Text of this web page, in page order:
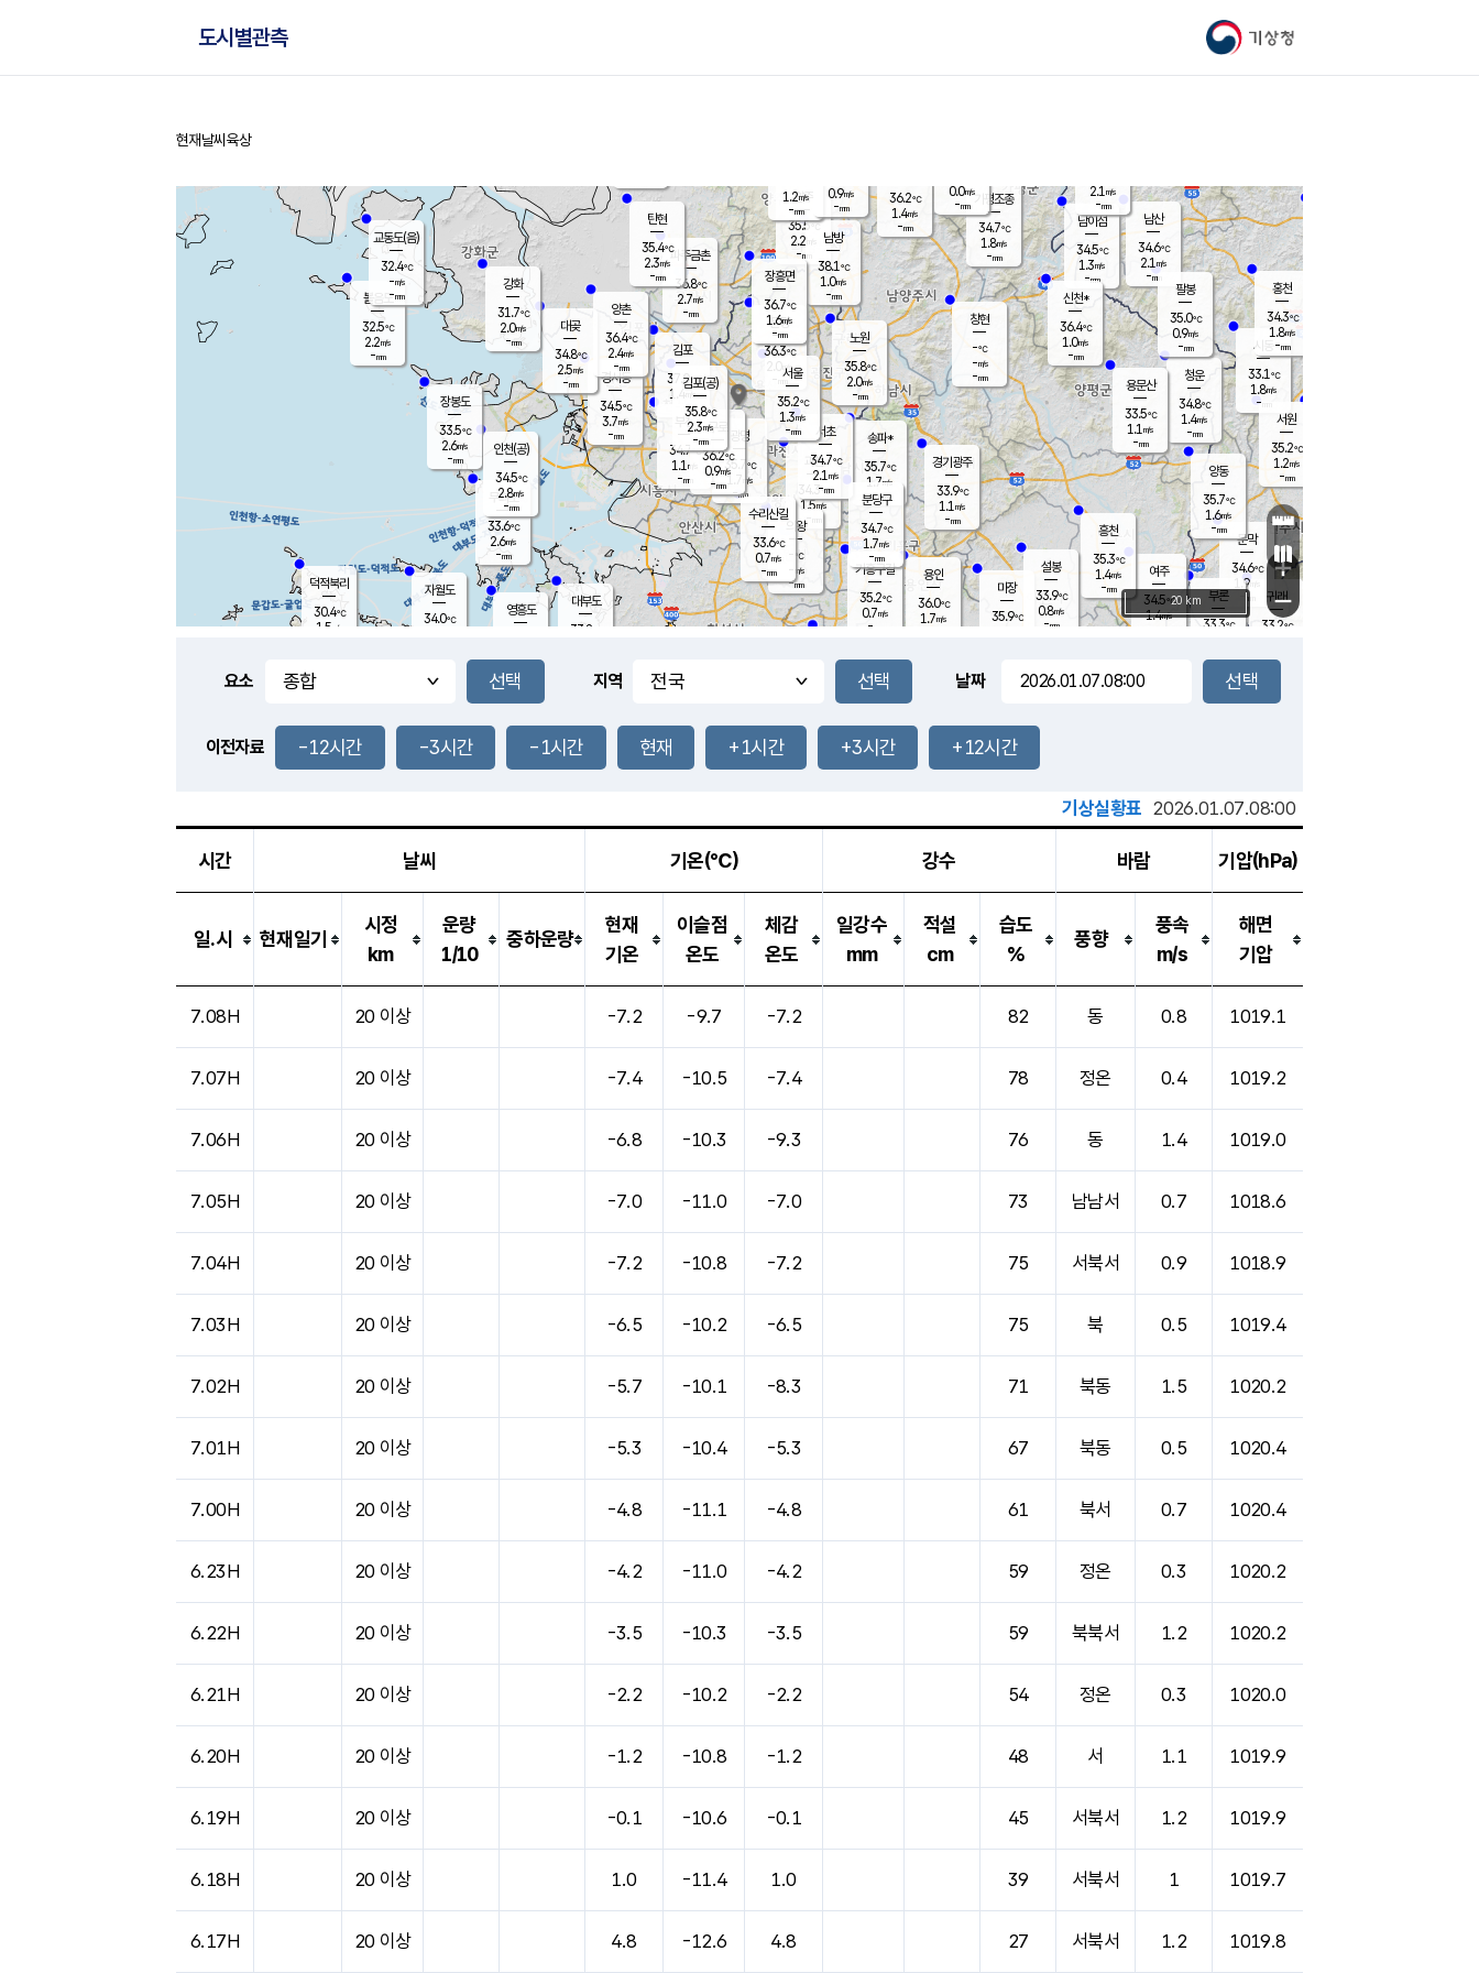
기상청
도시별관측
홈
현재날씨 육상
풍도
1.4m/s
문막
34.6℃
1.9m/s
mm
남이섬
34.5℃
1.3m/s
-mm
무의도
33.6℃
2.6m/s
-mm
영흥도
볼음도
32.5℃
2.2m/s
-mm
자월도
34.0℃
양주
35.5℃
2.2
-mm
부론
33.3℃
과천
34.3℃
1.5m/s
- mm
남산
34.6℃
2.1 m/s
-mm
장봉도
33.5℃
2.6m/s
-mm
-mm
청운
34.8℃
1.4m/s
-mm
팔봉
35.0℃
0.9m/s
-mm
-mm
용인
36.0℃
1.7m/s
여주
34.5℃
1.4m/s
양동
35.7℃
1.6m/s
-mm
경기광주
33.9℃
1.1 m/s
-mm
장호원
2.1 m/s
-mm
34.0
℃
대부도
33.8
-
경서동
34.5℃
3.7m/s
-mm
파주금촌
36.8℃
2.7m/s
-mm
가평조종
34.7℃
1.8m/s
-mm
36.2℃
1.4m/s
-mm
대곶
34.8℃
2.5m/s
-mm
신천*
36.4℃
1.0m/s
-mm
창현
-℃
-m/s
-mm
탄현
35.4℃
2.3m/s
-mm
0.0m/s
-mm
36.4℃
1.0m/s
-mm
흥천
35.3℃
1.4m/s
-mm
마장
35.9℃
의왕
- ℃
-m/s
-mm
김포
37.0℃
1.4 m/s
mm
설봉
33.9℃
0.8m/s
-mm
광명
35.7 ℃
1.7 m/s
-mm
부천
34.7℃
1.1 m/s
-mm
-mm
양촌
36.4℃
2.4m/s
-mm
구로
36.2℃
0.9m/s
-mm
은평
36.3℃
2.0 m/s
- mm
노원
35.8℃
2.0m/s
-mm
송파*
35.7℃
1.7m/s
-mm
서초
34.7℃
2.1 m/s
-mm
남방
38.1℃
1.0m/s
-mm
기흥구갈
35.2℃
0.7m/s
-
수리산길
33.6℃
0.7m/s
-mm
분당구
34.7℃
1.7m/s
-mm
장흥면
36.7℃
1.6m/s
-mm
1.2m/s
-mm
시동
33.1℃
1.8m/s
- mm
귀래
33.2℃
서원
35.2℃
1.2m/s
-mm
용문산
33.5℃
1.1 m/s
-mm
덕적북리
30.4℃
1.5 m/s
홍천
34.3℃
1.8m/s
-mm
강화
31.7℃
2.0m/s
-mm
인천(공)
34.5℃
2.8m/s
-mm
김포(공)
35.8℃
2.3m/s
-mm
서울
35.2℃
1.3m/s
-mm
0.9m/s
-mm
교동도(음)
32.4℃
-m/s
-mm
+
−
20 km
요소 지역 날짜
이전자료 -12시간 -3시간 -1시간 현재 +1시간 +3시간 +12시간
기상실황표 2026.01.07.08:00
시간 날씨 기온(℃) 강수 바람 기압(hPa)
일.시 현재일기
시정
km
운량
1/10
중하운량
현재
기온
이슬점
온도
체감
온도
일강수
mm
적설
cm
습도
%
풍향
풍속
m/s
해면
기압
7.08H 20 이상 -7.2 -9.7 -7.2 82 동 0.8 1019.1
7.07H 20 이상 -7.4 -10.5 -7.4 78 정온 0.4 1019.2
7.06H 20 이상 -6.8 -10.3 -9.3 76 동 1.4 1019.0
7.05H 20 이상 -7.0 -11.0 -7.0 73 남남서 0.7 1018.6
7.04H 20 이상 -7.2 -10.8 -7.2 75 서북서 0.9 1018.9
7.03H 20 이상 -6.5 -10.2 -6.5 75 북 0.5 1019.4
7.02H 20 이상 -5.7 -10.1 -8.3 71 북동 1.5 1020.2
7.01H 20 이상 -5.3 -10.4 -5.3 67 북동 0.5 1020.4
7.00H 20 이상 -4.8 -11.1 -4.8 61 북서 0.7 1020.4
6.23H 20 이상 -4.2 -11.0 -4.2 59 정온 0.3 1020.2
6.22H 20 이상 -3.5 -10.3 -3.5 59 북북서 1.2 1020.2
6.21H 20 이상 -2.2 -10.2 -2.2 54 정온 0.3 1020.0
6.20H 20 이상 -1.2 -10.8 -1.2 48 서 1.1 1019.9
6.19H 20 이상 -0.1 -10.6 -0.1 45 서북서 1.2 1019.9
6.18H 20 이상 1.0 -11.4 1.0 39 서북서 1 1019.7
6.17H 20 이상 4.8 -12.6 4.8 27 서북서 1.2 1019.8